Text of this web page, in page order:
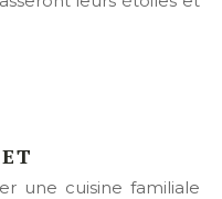
une cuisine familiale